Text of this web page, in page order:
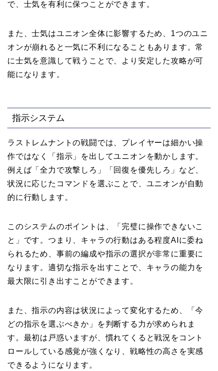
で、士気を有利に保つことができます。
また、士気はユニオン全体に影響するため、1つのユニ
オンが崩れると一気に不利になることもあります。常
に士気を意識して戦うことで、より安定した攻略が可
能になります。
指示システム
ラストレムナントの戦闘では、プレイヤーは細かい操
作ではなく「指示」を出してユニオンを動かします。
例えば「全力で攻撃しろ」「回復を優先しろ」など、
状況に応じたコマンドを選ぶことで、ユニオンが自動
的に行動します。
このシステムのポイントは、「完璧に操作できないこ
と」です。つまり、キャラの行動はある程度AIに委ね
られるため、事前の編成や指示の選択が非常に重要に
なります。適切な指示を出すことで、キャラの能力を
最大限に引き出すことができます。
また、指示の内容は状況によって変化するため、「今
どの指示を選ぶべきか」を判断する力が求められま
す。最初は戸惑いますが、慣れてくると戦況をコント
ロールしている感覚が強くなり、戦略性の高さを実感
できるようになります。